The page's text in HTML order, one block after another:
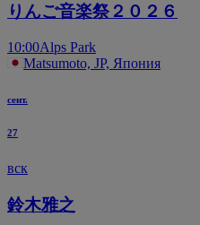
りんご音楽祭２０２６
10:00Alps Park
Matsumoto, JP, Япония
сент.
27
вск
鈴木雅之